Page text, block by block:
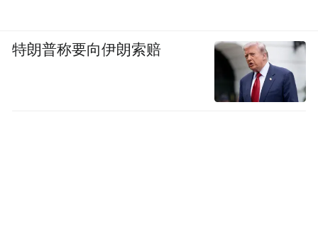
特朗普称要向伊朗索赔